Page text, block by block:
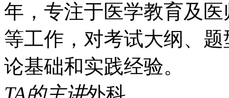
年，专注于医学教育及
等工作，对考试大纲、
论基础和实践经验。